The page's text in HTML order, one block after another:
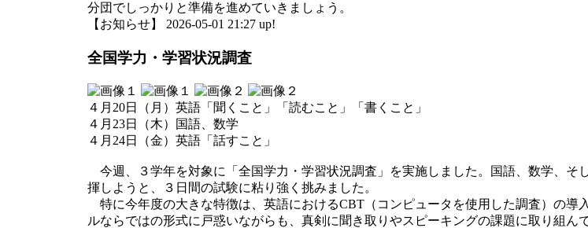
分団でしっかりと準備を進めていきましょう。
【お知らせ】 2026-05-01 21:27 up!
全国学力・学習状況調査
４月20日（月）英語「聞くこと」「読むこと」「書くこと」
４月23日（木）国語、数学
４月24日（金）英語「話すこと」
今週、３学年を対象に「全国学力・学習状況調査」を実施しました。国語、数学、そ
揮しようと、３日間の試験に粘り強く挑みました。
特に今年度の大きな特徴は、英語におけるCBT（コンピュータを使用した調査）の導
ルならではの形式に戸惑いながらも、真剣に聞き取りやスピーキングの課題に取り組ん